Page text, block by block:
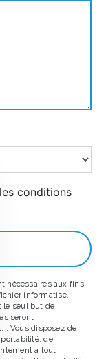
le
conditions
nécessaires aux fins
informatisé.
le seul but de
seront
. Vous disposez de
portabilité, de
à tout